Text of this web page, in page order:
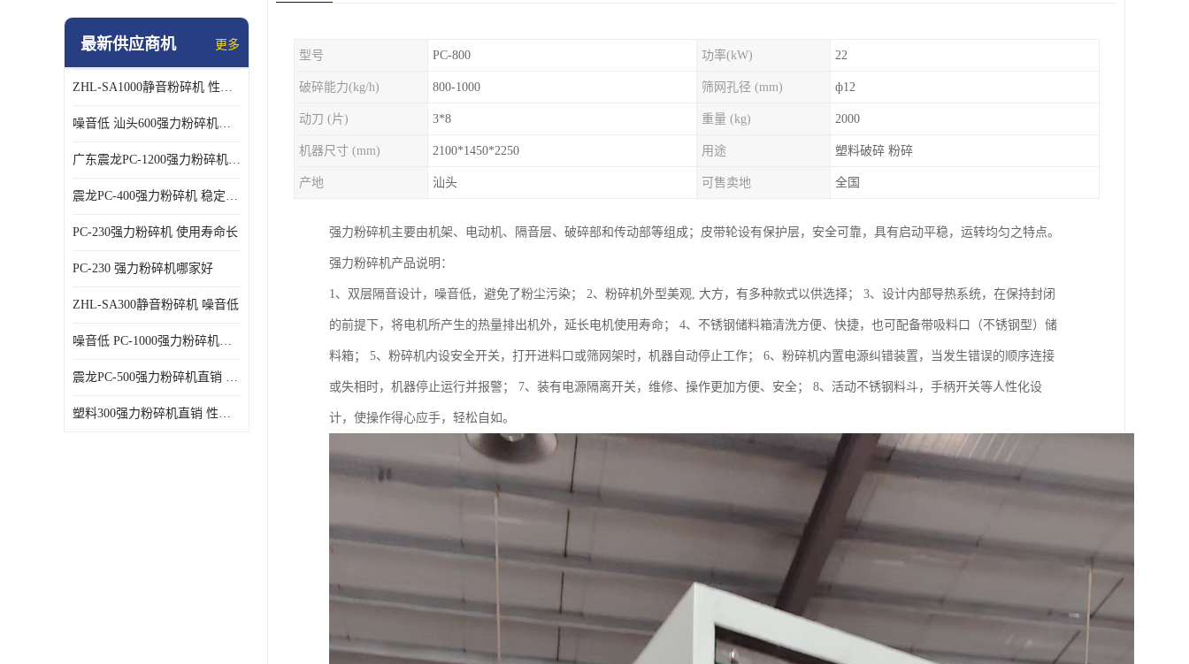
强力粉碎机
最新供应商机 更多
ZHL-SA1000静音粉碎机 性能稳定
噪音低 汕头600强力粉碎机直供
广东震龙PC-1200强力粉碎机 物超所值
震龙PC-400强力粉碎机 稳定性好
PC-230强力粉碎机 使用寿命长
PC-230 强力粉碎机哪家好
ZHL-SA300静音粉碎机 噪音低
噪音低 PC-1000强力粉碎机直供
震龙PC-500强力粉碎机直销 性价比高
塑料300强力粉碎机直销 性价比高
型号 PC-800 功率(kW) 22
破碎能力(kg/h) 800-1000 筛网孔径 (mm) ф12
动刀 (片) 3*8 重量 (kg) 2000
机器尺寸 (mm) 2100*1450*2250 用途 塑料破碎 粉碎
产地 汕头 可售卖地 全国
强力粉碎机主要由机架、电动机、隔音层、破碎部和传动部等组成；皮带轮设有保护层，安全可靠，具有启动平稳，运转均匀之特点。
强力粉碎机产品说明：
1、双层隔音设计，噪音低，避免了粉尘污染； 2、粉碎机外型美观, 大方，有多种款式以供选择； 3、设计内部导热系统，在保持封闭
的前提下，将电机所产生的热量排出机外，延长电机使用寿命； 4、不锈钢储料箱清洗方便、快捷，也可配备带吸料口（不锈钢型）储
料箱； 5、粉碎机内设安全开关，打开进料口或筛网架时，机器自动停止工作； 6、粉碎机内置电源纠错装置，当发生错误的顺序连接
或失相时，机器停止运行并报警； 7、装有电源隔离开关，维修、操作更加方便、安全； 8、活动不锈钢料斗，手柄开关等人性化设
计，使操作得心应手，轻松自如。